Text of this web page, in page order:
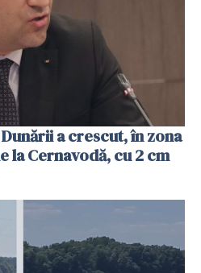
a crescut, în zona
la Cernavodă, cu 2 cm